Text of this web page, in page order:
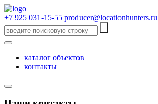
+7 925 031-15-55 producer@locationhunters.ru
каталог объектов
контакты